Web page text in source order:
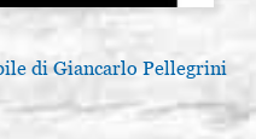
di Giancarlo Pellegrini